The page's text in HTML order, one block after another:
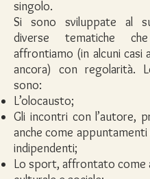
singolo.
Si sono sviluppate al
diverse tematiche
affrontiamo (in alcuni casi
ancora) con regolarità.
sono:
L’olocausto;
Gli incontri con l’autore,
anche come appuntamenti
indipendenti;
Lo sport, affrontato come